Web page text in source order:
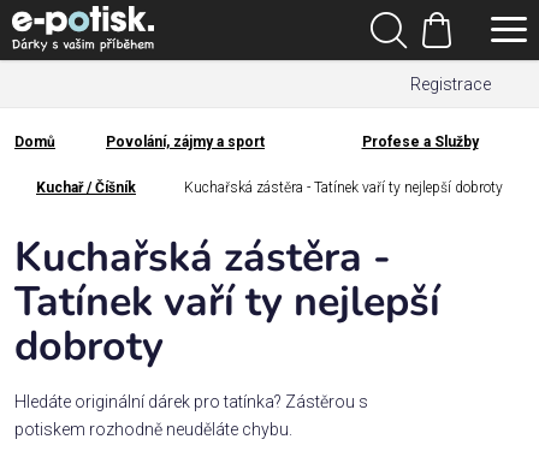
Přejít
na
obsah
Registrace
Hledat
Nákupní
košík
Kategorie
Dárek
pro
Rodina
Láska
Domů
Domů Povolání, zájmy a sport Profese a Služby
Kuchař / Číšník Kuchařská zástěra - Tatínek vaří ty nejlepší dobroty
Kuchařská zástěra -
Tatínek vaří ty nejlepší
dobroty
Hledáte originální dárek pro tatínka? Zástěrou s
potiskem rozhodně neuděláte chybu.